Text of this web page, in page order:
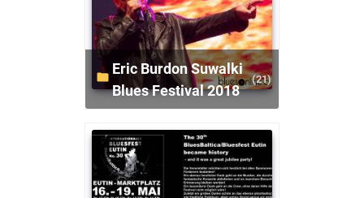
Eric Burdon Suwalki
Blues Festival 2018
(21)